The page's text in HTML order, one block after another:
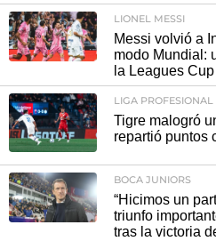
LIONEL MESSI
Messi volvió a
modo Mundial:
la Leagues Cup
LIGA PROFESIONAL
Tigre malogró
repartió puntos
BOCA JUNIORS
“Hicimos un
triunfo
tras la victoria